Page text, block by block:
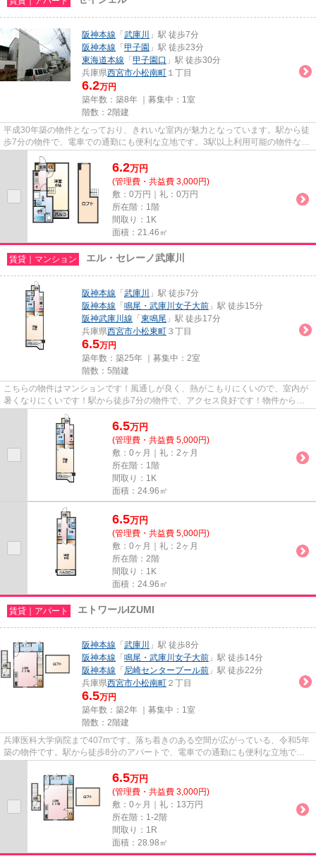
阪神本線 「 武庫川
」駅 徒歩7分
阪神本線 「 甲子園 」駅 徒歩23分
東海道本線 「 甲子園口 」駅 徒歩30分
兵庫県西宮市小松南町 １丁目
6.2万円
築年数：築8年 ｜募集中： 1室
階数：2階建
平成30年築の物件となっており、きれいな室内が魅力となっています。駅から徒
歩7分の物件で、電車での通勤にも便利な立地です。3駅以上利用可能の物件なら
お出かけも便利です。ウォー...
6.2万円
(管理費・共益費 3,000円)
敷：0万円｜礼：0万円
所在階：1階
間取り：1K
面積：21.46㎡
賃貸｜マンション エル・セレーノ武庫川
阪神本線 「 武庫川
」駅 徒歩7分
阪神本線 「 鳴尾・武庫川女子大前 」駅 徒歩15分
阪神武庫川線 「 東鳴尾 」駅 徒歩17分
兵庫県西宮市小松東町 ３丁目
6.5万円
築年数：築25年 ｜募集中： 2室
階数：5階建
こちらの物件はマンションです！風通しが良く、熱がこもりにくいので、室内が
暑くなりにくいです！駅から徒歩7分の物件で、アクセス良好です！物件から駅
までは平坦な道なので、快適に...
6.5万円
(管理費・共益費 5,000円)
敷：0ヶ月｜礼：2ヶ月
所在階：1階
間取り：1K
面積：24.96㎡
6.5万円
(管理費・共益費 5,000円)
敷：0ヶ月｜礼：2ヶ月
所在階：2階
間取り：1K
面積：24.96㎡
賃貸｜アパート エトワールIZUMI
阪神本線 「 武庫川
」駅 徒歩8分
阪神本線 「 鳴尾・武庫川女子大前 」駅 徒歩14分
阪神本線 「 尼崎センタープール前 」駅 徒歩22分
兵庫県西宮市小松南町 ２丁目
6.5万円
築年数：築2年 ｜募集中： 1室
階数：2階建
兵庫医科大学病院まで407mです。落ち着きのある空間が広がっている、令和5年
築の物件です。駅から徒歩8分のアパートで、電車での通勤にも便利な立地で
6.5万円
(管理費・共益費 3,000円)
敷：0ヶ月｜礼：13万円
所在階：1-2階
間取り：1R
面積：28.98㎡